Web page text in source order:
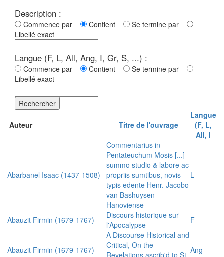
Description :
Commence par Contient
Se termine par
Libellé exact
Langue (F, L, All, Ang, I, Gr, S, ...) :
Commence par Contient
Se termine par
Libellé exact
Rechercher
Auteur Titre de l'ouvrage
Langue
(F, L,
All, I
Abarbanel Isaac (1437-1508)
Commentarius in
Pentateuchum Mosis [...]
summo studio & labore ac
propriis sumtibus, novis
typis edente Henr. Jacobo
van Bashuysen
Hanoviense
L
Abauzit Firmin (1679-1767)
Discours historique sur
l'Apocalypse
F
Abauzit Firmin (1679-1767)
A Discourse Historical and
Critical, On the
Revelations ascrib'd to St Ang